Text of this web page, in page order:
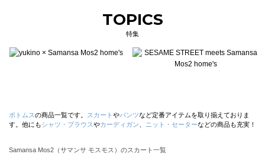
TOPICS
特集
ボトムスの商品一覧です。 スカート やパンツなど定番アイテムを取り揃えておりま
す。他にもシャツ・ブラウスやカーディガン ニット・セーターなどの商品も充実！
Samansa Mos2（サマンサ モスモス）のスカート一覧